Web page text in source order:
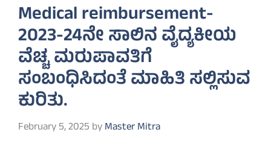
Medical reimbursement-
2023-24ನೇ ಸಾಲಿನ ವೈದ್ಯಕೀಯ
ವೆಚ್ಚ ಮರುಪಾವತಿಗೆ
ಸಂಬಂಧಿಸಿದಂತೆ ಮಾಹಿತಿ ಸಲ್ಲಿಸುವ
ಕುರಿತು.
February 5, 2025 byMaster Mitra